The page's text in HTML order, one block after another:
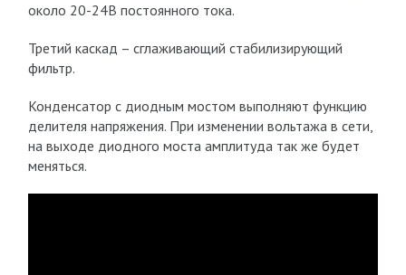
около 20-24В постоянного тока.
Третий каскад – сглаживающий стабилизирующий
фильтр.
Конденсатор с диодным мостом выполняют функцию
делителя напряжения. При изменении вольтажа в сети,
на выходе диодного моста амплитуда так же будет
меняться.